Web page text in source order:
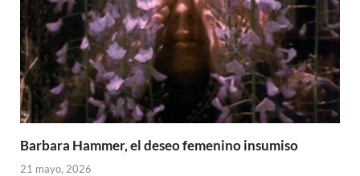
Barbara Hammer, el deseo femenino insumiso
21 mayo, 2026